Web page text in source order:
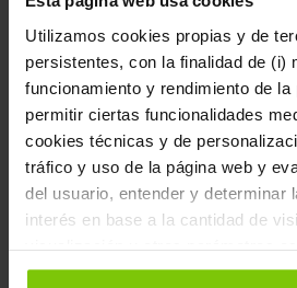
Utilizamos cookies propias y de
persistentes, con la finalidad de (i)
funcionamiento y rendimiento de
permitir ciertas funcionalidades
cookies técnicas y de
tráfico y uso de la página web y
del usuario, entender y determinar
interés en base a la cantidad de
visualización u otros parámetros
agregados y; (iii) gestionar los
CURSO ONLINE
El oficio de editor de
mesa
INICIO 14-09-2026
749,00 €